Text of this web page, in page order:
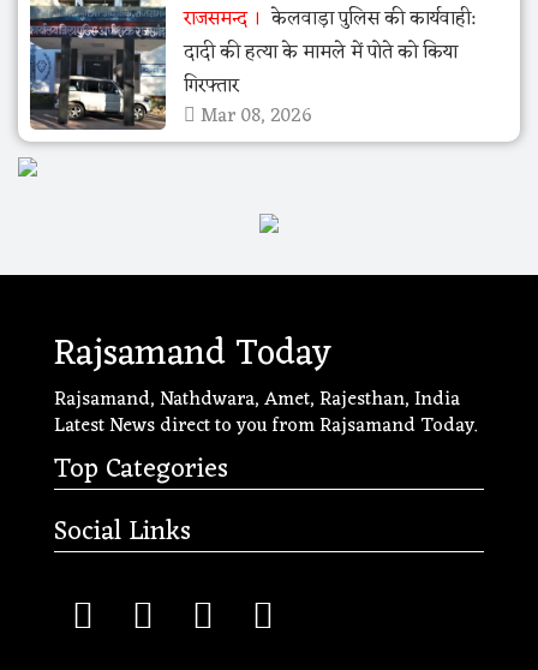
राजसमन्द
केलवाड़ा पुलिस की कार्यवाही:
दादी की हत्या के मामले में पोते को किया
गिरफ्तार
Mar 08, 2026
Rajsamand Today
Rajsamand, Nathdwara, Amet, Rajesthan, India
Latest News direct to you from Rajsamand Today.
Top Categories
Social Links